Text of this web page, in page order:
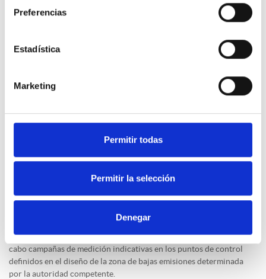
Preferencias
Estadística
Marketing
Permitir todas
Permitir la selección
Denegar
Estesistema mixto de monitorización ambientalpermite llevar a
cabo campañas de medición indicativas en los puntos de control
definidos en el diseño de la zona de bajas emisiones determinada
por la autoridad competente.